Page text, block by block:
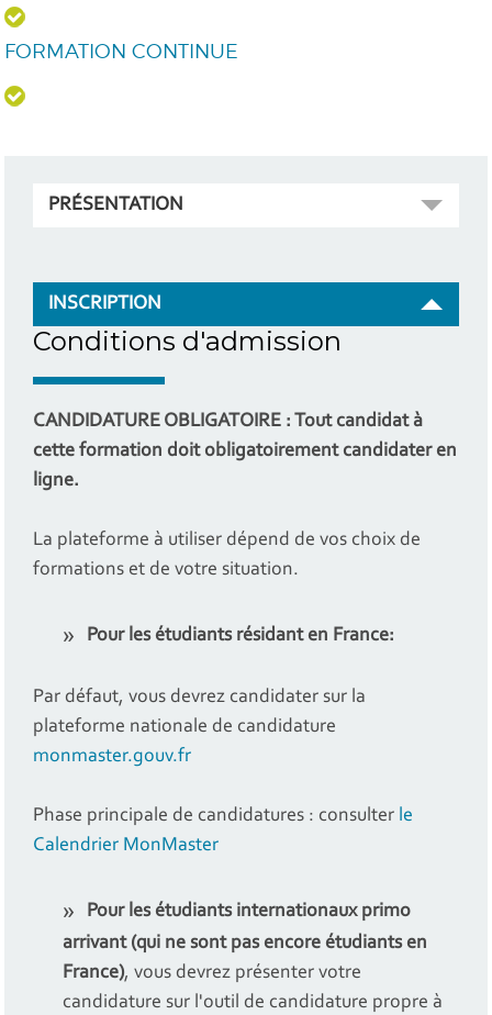
FORMATION CONTINUE
PRÉSENTATION
INSCRIPTION
Conditions d'admission
CANDIDATURE OBLIGATOIRE : Tout candidat à
cette formation doit obligatoirement candidater en
ligne.
La plateforme à utiliser dépend de vos choix de
formations et de votre situation.
Pour les étudiants résidant en France:
Par défaut, vous devrez candidater sur la
plateforme nationale de candidature
monmaster.gouv.fr
Phase principale de candidatures : consulter le
Calendrier MonMaster
Pour les étudiants internationaux primo
arrivant (qui ne sont pas encore étudiants en
France), vous devrez présenter votre
candidature sur l'outil de candidature propre à